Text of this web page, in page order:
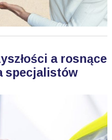
a rosnące
specjalistów